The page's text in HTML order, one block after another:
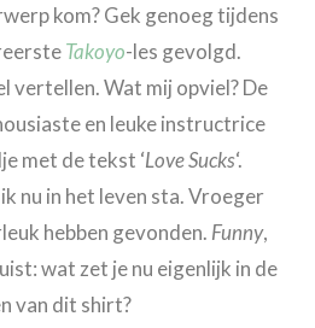
kom? Gek genoeg tijdens
Takoyo-les gevolgd.
vertellen. Wat mij opviel? De
en leuke instructrice
met de tekst ‘Love Sucks‘.
nu in het leven sta. Vroeger
hebben gevonden. Funny,
wat zet je nu eigenlijk in de
van dit shirt?